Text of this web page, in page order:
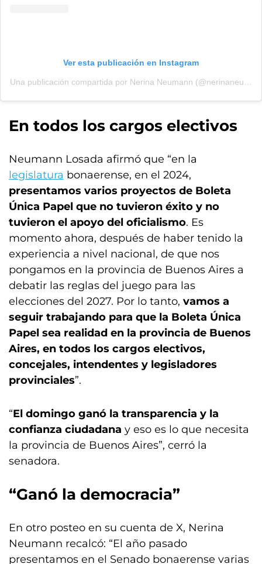
Ver esta publicación en Instagram
En todos los cargos electivos
Neumann Losada afirmó que “en la
legislatura bonaerense, en el 2024,
presentamos varios proyectos de Boleta
Única Papel que no tuvieron éxito y no
tuvieron el apoyo del oficialismo. Es
momento ahora, después de haber tenido la
experiencia a nivel nacional, de que nos
pongamos en la provincia de Buenos Aires a
debatir las reglas del juego para las
elecciones del 2027. Por lo tanto, vamos a
seguir trabajando para que la Boleta Única
Papel sea realidad en la provincia de Buenos
Aires, en todos los cargos electivos,
concejales, intendentes y legisladores
provinciales”.
“El domingo ganó la transparencia y la
confianza ciudadana y eso es lo que necesita
la provincia de Buenos Aires”, cerró la
senadora.
“Ganó la democracia”
En otro posteo en su cuenta de X, Nerina
Neumann recalcó: “El año pasado
presentamos en el Senado bonaerense varias